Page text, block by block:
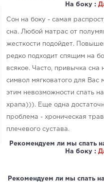
На боку :
Сон на боку - самая
сна. Любой матрас от
жесткости подойдет.
редко подходит спящим на
всякое. Часто, привычка сна
символ мягковатого для Вас
этим невозможности спать
храпа))). Еще одна
проблема - хроническая
плечевого сустава.
Рекомендуем ли мы спать
На боку :
Рекомендуем ли мы спать